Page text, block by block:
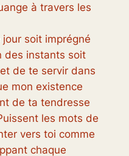
à travers les
jour soit imprégné
des instants soit
de te servir dans
mon existence
de ta tendresse
les mots de
vers toi comme
chaque